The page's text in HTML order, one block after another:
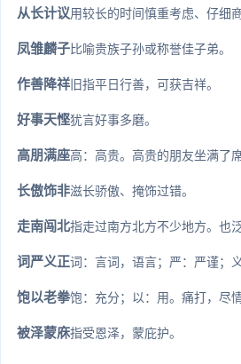
从长计议用较长的时间慎重考虑、仔细商
凤雏麟子比喻贵族子孙或称誉佳子弟。
作善降祥 旧指平日行善，可获吉祥。
好事天悭犹言好事多磨。
高朋满座高：高贵。高贵的朋友坐满了
长傲饰非滋长骄傲、掩饰过错。
走南闯北指走过南方北方不少地方。也
词严义正词：言词，语言；严：严谨；
饱以老拳饱：充分；以：用。痛打，尽情
被泽蒙庥指受恩泽，蒙庇护。